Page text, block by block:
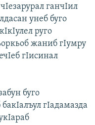
ганчIил
унеб буго
руго
жаниб гIумру
гIисинал
буго
гIадамазда